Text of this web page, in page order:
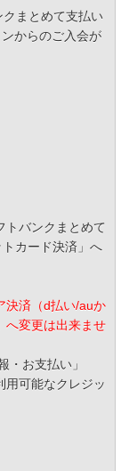
まとめて支払い
からのご入会が
トバンクまとめて
カード決済」へ
決済（d払い/auか
へ変更は出来ませ
お支払い」
可能なクレジッ